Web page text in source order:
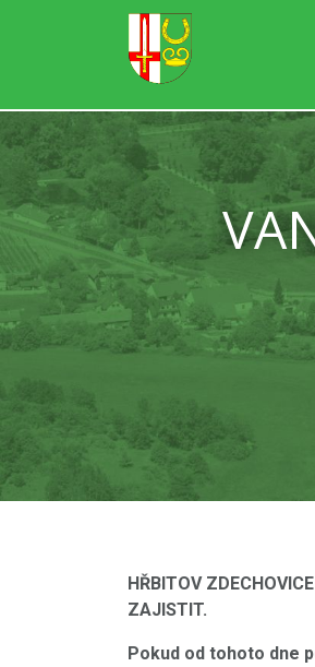
HŘBITOV
ZAJISTIT.
Pokud od tohoto dne